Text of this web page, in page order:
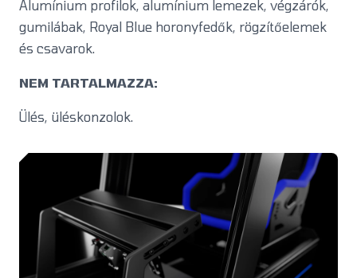
Alumínium profilok, alumínium lemezek, végzárók,
gumilábak, Royal Blue horonyfedők, rögzítőelemek
és csavarok.
NEM TARTALMAZZA:
Ülés, üléskonzolok.